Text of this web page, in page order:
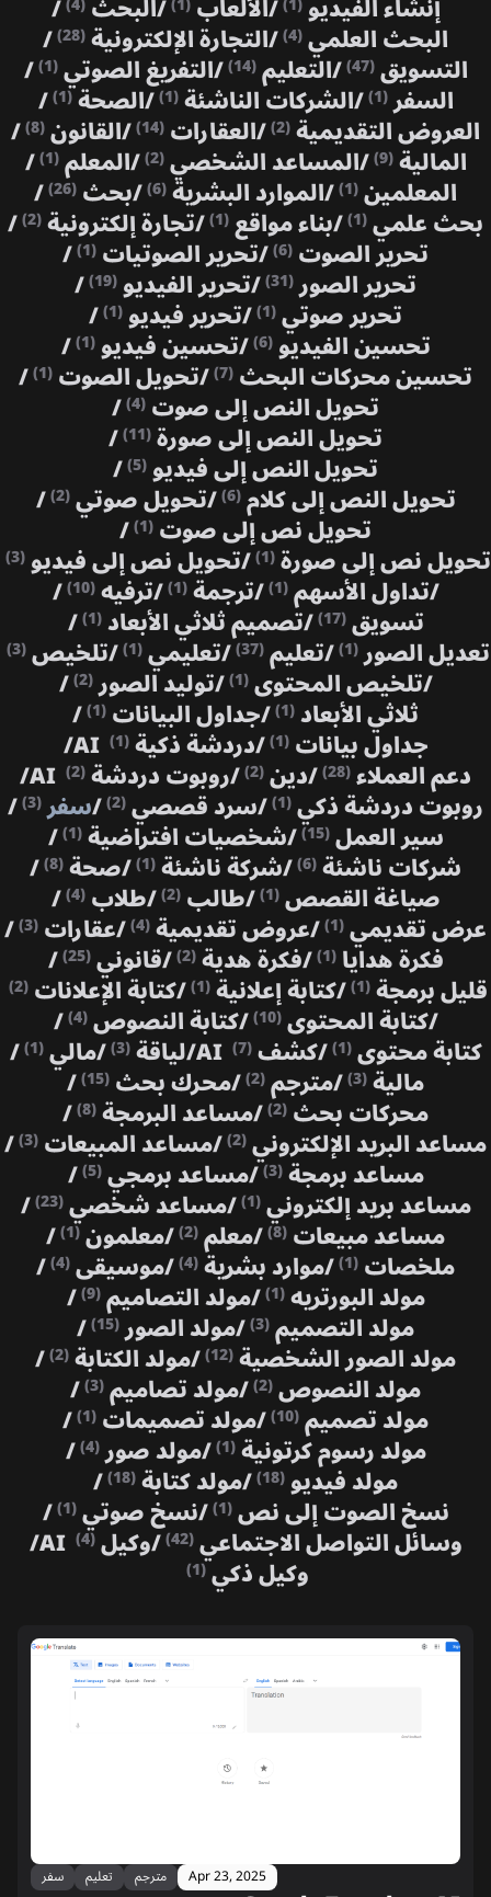
إنشاء الفيديو /الألعاب /البحث /
البحث العلمي(4)
/التجارة الإلكترونية(28)
/
التسويق(47)
/التعليم(14)
/التفريغ الصوتي(1)
/
السفر(1)
/الشركات الناشئة(1)
/الصحة(1)
/
العروض التقديمية(2)
/العقارات (14)
/القانون(8)
/
المالية(9)
/المساعد الشخصي(2)
/المعلم(1)
/
المعلمين(1)
/الموارد البشرية(6)
/بحث (26)
/
بحث علمي(1)
/بناء مواقع(1)
/تجارة إلكترونية(2)
/
تحرير الصوت (6)
/تحرير الصوتيات (1)
/
تحرير الصور(31)
/تحرير الفيديو(19)
/
تحرير صوتي(1)
/تحرير فيديو(1)
/
تحسين الفيديو(6)
/تحسين فيديو(1)
/
تحسين محركات البحث (7)
/تحويل الصوت (1)
/
تحويل النص إلى صوت (4)
/
تحويل النص إلى صورة(11)
/
تحويل النص إلى فيديو(5)
/
تحويل النص إلى كلام(6)
/تحويل صوتي(2)
/
تحويل نص إلى صوت (1)
/
تحويل نص إلى صورة(1)
/تحويل نص إلى فيديو(3)
/تداول الأسهم(1)
/ترجمة(1)
/ترفيه(10)
/
تسويق(17)
/تصميم ثلاثي الأبعاد(1)
/
تعديل الصور(1)
/تعليم(37)
/تعليمي(1)
/تلخيص(3)
/تلخيص المحتوى(1)
/توليد الصور(2)
/
ثلاثي الأبعاد(1)
/جداول البيانات (1)
/
جداول بيانات(1)
/دردشة ذكية AI(1)
/
دعم العملاء(28)
/دين(2)
/روبوت دردشة AI(2)
/
روبوت دردشة ذكي(1)
/سرد قصصي(2)
/سفر(3)
/
سير العمل(15)
/شخصيات افتراضية(1)
/
شركات ناشئة(6)
/شركة ناشئة(1)
/صحة(8)
/
صياغة القصص(1)
/طالب(2)
/طلاب(4)
/
عرض تقديمي(1)
/عروض تقديمية(4)
/عقارات (3)
/
فكرة هدايا(1)
/فكرة هدية(2)
/قانوني(25)
/
قليل برمجة(1)
/كتابة إعلانية(1)
/كتابة الإعلانات(2)
/كتابة المحتوى(10)
/كتابة النصوص(4)
/
كتابة محتوى(1)
/كشف AI(7)
/لياقة(3)
/مالي(1)
/
مالية(3)
/مترجم(2)
/محرك بحث (15)
/
محركات بحث (2)
/مساعد البرمجة(8)
/
مساعد البريد الإلكتروني(2)
/مساعد المبيعات (3)
/
مساعد برمجة(3)
/مساعد برمجي(5)
/
مساعد بريد إلكتروني(1)
/مساعد شخصي(23)
/
مساعد مبيعات (8)
/معلم(2)
/معلمون(1)
/
ملخصات (1)
/موارد بشرية(4)
/موسيقى(4)
/
مولد البورتريه(1)
/مولد التصاميم(9)
/
مولد التصميم(3)
/مولد الصور(15)
/
مولد الصور الشخصية(12)
/مولد الكتابة(2)
/
مولد النصوص(2)
/مولد تصاميم(3)
/
مولد تصميم(10)
/مولد تصميمات (1)
/
مولد رسوم كرتونية(1)
/مولد صور(4)
/
مولد فيديو(18)
/مولد كتابة(18)
/
نسخ الصوت إلى نص(1)
/نسخ صوتي(1)
/
وسائل التواصل الاجتماعي(42)
/وكيل AI(4)
/
وكيل ذكي(1)
Apr 23, 2025 مترجم تعليم سفر